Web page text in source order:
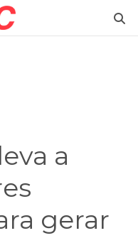
a
gerar